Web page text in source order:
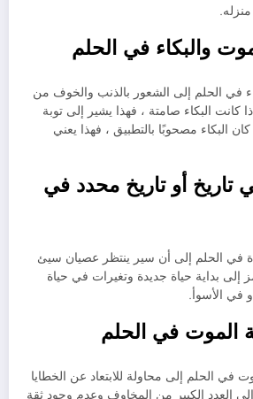
والبكاء في الحلم
في الحلم إلى الشعور بالذنب والخوف من
كانت البكاء صامتة ، فهذا يشير إلى توبة
البكاء مصحوبًا بالتطبيق ، فهذا يعني
تاريخ أو تاريخ محدد في
في الحلم إلى أن سير ينتظر عصيان سيئ
بداية حياة جديدة وتغيرات في حياة
في الأسوأ.
الموت في الحلم
في الحلم إلى محاولة للابتعاد عن الخطايا
العدد الكبير من المخاوف وعدم وجود ثقة